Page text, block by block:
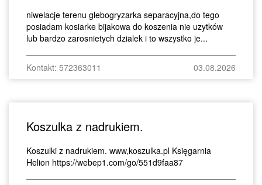
niwelacje terenu glebogryzarka separacyjna,do tego
posiadam kosiarke bijakowa do koszenia nie uzytków
lub bardzo zarosnietych dzialek i to wszystko je...
Kontakt: 572363011 03.08.2026
Koszulka z nadrukiem.
Koszulki z nadrukiem. www,koszulka.pl Księgarnia
Helion https://webep1.com/go/551d9faa87